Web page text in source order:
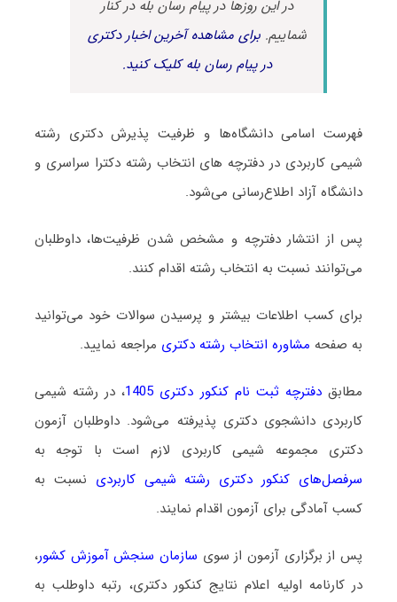
در این روزها در پیام رسان بله در کنار
شماییم.برای مشاهده آخرین اخبار دکتری
در پیام رسان بله کلیک کنید.
فهرست اسامی دانشگاه‌ها و ظرفیت پذیرش دکتری رشته
شیمی ﻛﺎرﺑﺮدی در دفترچه های انتخاب رشته دکترا سراسری و
دانشگاه آزاد اطلاع‌رسانی می‌شود.
پس از انتشار دفترچه و مشخص شدن ظرفیت‌ها، داوطلبان
می‌توانند نسبت به انتخاب رشته اقدام کنند.
برای کسب اطلاعات بیشتر و پرسیدن سوالات خود می‌توانید
به صفحه مشاوره انتخاب رشته دکتری مراجعه نمایید.
مطابقدفترچه ثبت نام کنکور دکتری 1405
، در رشته شیمی
ﻛﺎرﺑﺮدی دانشجوی دکتری پذیرفته می‌شود. داوطلبان آزمون
دکتری مجموعه شیمی ﻛﺎرﺑﺮدی لازم است با توجه به
سرفصل‌های کنکور دکتری رشته شیمی ﻛﺎرﺑﺮدی نسبت به
کسب آمادگی برای آزمون اقدام نمایند.
پس از برگزاری آزمون از سوی سازمان سنجش آموزش کشور،
در کارنامه اولیه اعلام نتایج کنکور دکتری، رتبه داوطلب به